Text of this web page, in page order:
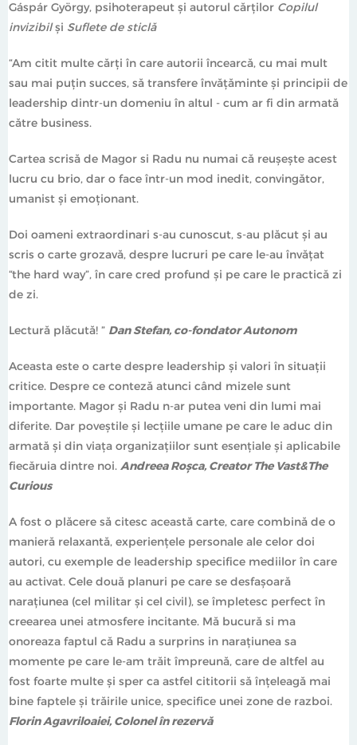
Babeș-Bolyai Cluj. A reprezentat România în prima
legislatură a țării în Parlamentul European, între 2007-
Box între 2009-2011, ca apoi să devină liderul
organizației de mediu WWF în România și Coreea de
Sud, timp de aproape 8 ani. Din 2018 s-a dedicat
leadershipului, acceptând invitația de a se alătura
companiei TREND. În paralel, face parte din multe
comunități de oameni curioși și este membru voluntar
România.
Bio Radu:
Vânători de Munte din Armata României, Radu a ocupat
până la Subofițer de Comandă de Batalion. A fost
instructor NATO și este Militar Veteran, participând la
trei misiuni de luptă (două în Afganistan și una în Irak). A
urmat studii militare atât în România cât și peste hotare
(Republica Cehă, SUA, Italia, Germania, Austria,
Norvegia), dezvoltându-și aptitudini de planificare,
pregătire și execuție a operațiilor militare. Din 2010,
clienții Autonom. În 2015, Radu s-a alăturat echipei
Autonom ca și manager zonal de vânzări, astăzi
conducând divizia de leasing operațional a grupului.
Radu are o diplomă de licență în Economia Comerțului,
Turismului și Serviciilor, obținută la Universitatea
Transilvania din Brașov. Crede puternic că oamenii sunt
în centrul a tot ceea ce facem.
Gáspár György, psihoterapeut și autorul cărților Copilul
invizibilși Suflete de sticlă
“Am citit multe cărți în care autorii încearcă, cu mai mult
sau mai puțin succes, să transfere învățăminte și principii de
leadership dintr-un domeniu în altul - cum ar fi din armată
către business.
Cartea scrisă de Magor si Radu nu numai că reușește acest
lucru cu brio, dar o face într-un mod inedit, convingător,
umanist și emoționant.
Doi oameni extraordinari s-au cunoscut, s-au plăcut și au
scris o carte grozavă, despre lucruri pe care le-au învățat
“the hard way”, în care cred profund și pe care le practică zi
de zi.
Lectură plăcută! ” Dan Stefan, co-fondator Autonom
Aceasta este o carte despre leadership și valori în situații
critice. Despre ce conteză atunci când mizele sunt
importante. Magor și Radu n-ar putea veni din lumi mai
diferite. Dar poveștile și lecțiile umane pe care le aduc din
armată și din viața organizațiilor sunt esențiale și aplicabile
fiecăruia dintre noi. Andreea Roșca, Creator The Vast&The
Curious
A fost o plăcere să citesc această carte, care combină de o
manieră relaxantă, experiențele personale ale celor doi
autori, cu exemple de leadership specifice mediilor în care
au activat. Cele două planuri pe care se desfașoară
narațiunea (cel militar și cel civil), se împletesc perfect în
creearea unei atmosfere incitante. Mă bucură si ma
onoreaza faptul că Radu a surprins in narațiunea sa
momente pe care le-am trăit împreună, care de altfel au
fost foarte multe și sper ca astfel cititorii să înțeleagă mai
bine faptele și trăirile unice, specifice unei zone de razboi.
Florin Agavriloaiei, Colonel în rezervă